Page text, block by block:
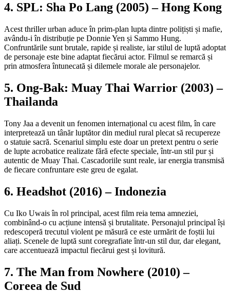
4. SPL: Sha Po Lang (2005) – Hong Kong
Acest thriller urban aduce în prim-plan lupta dintre polițiști și mafie,
avându-i în distribuție pe Donnie Yen și Sammo Hung.
Confruntările sunt brutale, rapide și realiste, iar stilul de luptă adoptat
de personaje este bine adaptat fiecărui actor. Filmul se remarcă și
prin atmosfera întunecată și dilemele morale ale personajelor.
5. Ong-Bak: Muay Thai Warrior (2003) –
Thailanda
Tony Jaa a devenit un fenomen internațional cu acest film, în care
interpretează un tânăr luptător din mediul rural plecat să recupereze
o statuie sacră. Scenariul simplu este doar un pretext pentru o serie
de lupte acrobatice realizate fără efecte speciale, într-un stil pur și
autentic de Muay Thai. Cascadoriile sunt reale, iar energia transmisă
de fiecare confruntare este greu de egalat.
6. Headshot (2016) – Indonezia
Cu Iko Uwais în rol principal, acest film reia tema amneziei,
combinând-o cu acțiune intensă și brutalitate. Personajul principal își
redescoperă trecutul violent pe măsură ce este urmărit de foștii lui
aliați. Scenele de luptă sunt coregrafiate într-un stil dur, dar elegant,
care accentuează impactul fiecărui gest și lovitură.
7. The Man from Nowhere (2010) –
Coreea de Sud